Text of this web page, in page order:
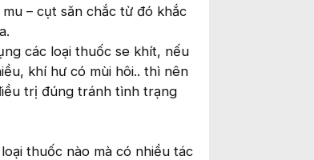
– cụt săn chắc từ đó khắc
các loại thuốc se khít, nếu
khí hư có mùi hôi.. thì nên
trị đúng tránh tình trạng
thuốc nào mà có nhiều tác